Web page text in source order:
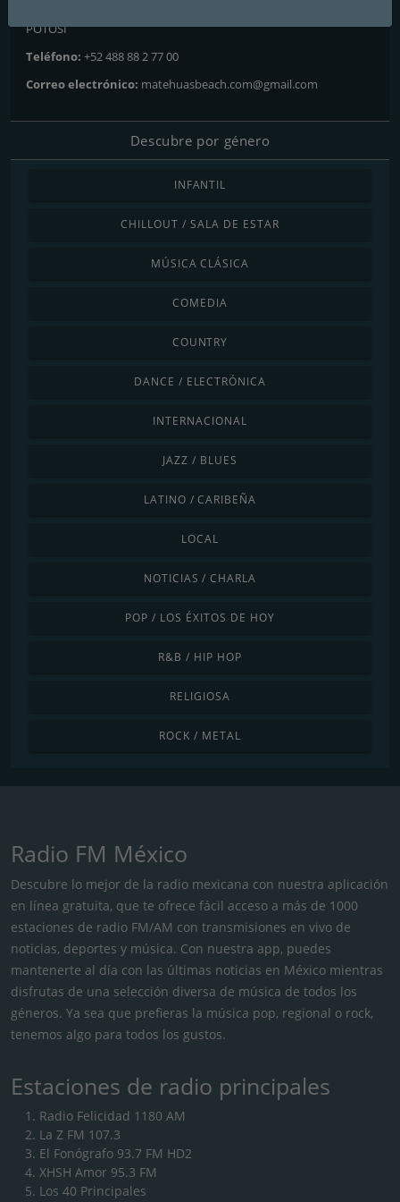
POTOSI
Teléfono: +52 488 88 2 77 00
Correo electrónico: matehuasbeach.com@gmail.com
Descubre por género
INFANTIL
CHILLOUT / SALA DE ESTAR
MÚSICA CLÁSICA
COMEDIA
COUNTRY
DANCE / ELECTRÓNICA
INTERNACIONAL
JAZZ / BLUES
LATINO / CARIBEÑA
LOCAL
NOTICIAS / CHARLA
POP / LOS ÉXITOS DE HOY
R&B / HIP HOP
RELIGIOSA
ROCK / METAL
Radio FM México
Descubre lo mejor de la radio mexicana con nuestra aplicación
en línea gratuita, que te ofrece fácil acceso a más de 1000
estaciones de radio FM/AM con transmisiones en vivo de
noticias, deportes y música. Con nuestra app, puedes
mantenerte al día con las últimas noticias en México mientras
disfrutas de una selección diversa de música de todos los
géneros. Ya sea que prefieras la música pop, regional o rock,
tenemos algo para todos los gustos.
Estaciones de radio principales
Radio Felicidad 1180 AM
La Z FM 107.3
El Fonógrafo 93.7 FM HD2
XHSH Amor 95.3 FM
Los 40 Principales